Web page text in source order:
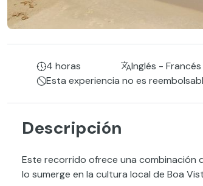
4 horas Inglés -
Esta experiencia no es
Descripción
Este recorrido ofrece una combinación
lo sumerge en la cultura local de Boa